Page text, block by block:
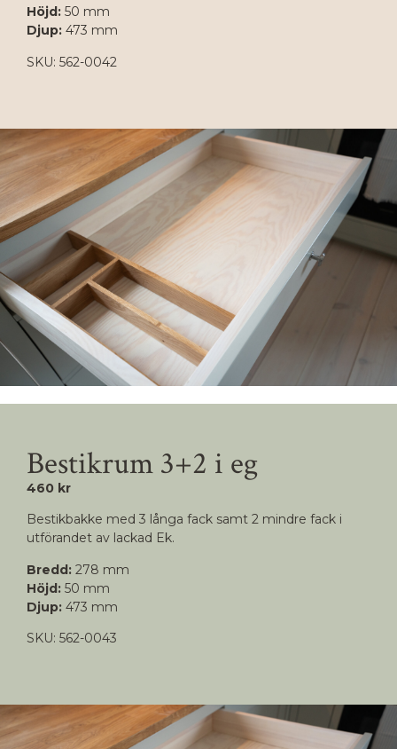
Höjd: 50 mm
Djup: 473 mm
SKU: 562-0042
Bestikrum 3+2 i eg
460 kr
Bestikbakke med 3 långa fack samt 2 mindre fack i
utförandet av lackad Ek.
Bredd: 278 mm
Höjd: 50 mm
Djup: 473 mm
SKU: 562-0043